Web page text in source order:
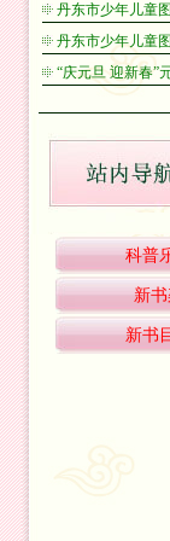
丹东市少年儿童
丹东市少年儿童
“庆元旦 迎新春”
科普
新
新书